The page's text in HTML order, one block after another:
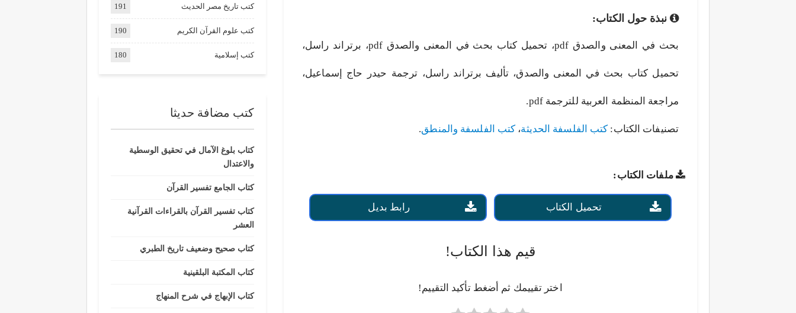
نبذة حول الكتاب:
بحث في المعنى والصدق pdf، تحميل كتاب بحث في المعنى والصدق pdf، برتراند راسل،
تحميل كتاب بحث في المعنى والصدق، تأليف برتراند راسل، ترجمة حيدر حاج إسماعيل،
مراجعة المنظمة العربية للترجمة pdf.
تصنيفات الكتاب: كتب الفلسفة الحديثة، كتب الفلسفة والمنطق.
ملفات الكتاب:
تحميل الكتاب رابط بديل
قيم هذا الكتاب!
اختر تقييمك ثم أضغط تأكيد التقييم!
كتب تاريخ مصر الحديث 191
كتب علوم القرآن الكريم 190
كتب إسلامية 180
كتب مضافة حديثا
كتاب بلوغ الآمال في تحقيق الوسطية
والاعتدال
كتاب الجامع تفسير القرآن
كتاب تفسير القرآن بالقراءات القرآنية
العشر
كتاب صحيح وضعيف تاريخ الطبري
كتاب المكتبة البلقينية
كتاب الإبهاج في شرح المنهاج